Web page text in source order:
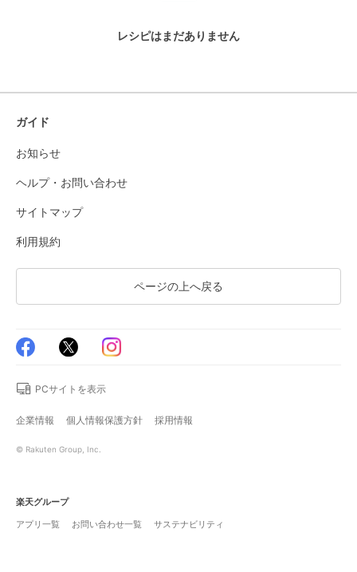
レシピはまだありません
ガイド
お知らせ
ヘルプ・お問い合わせ
サイトマップ
利用規約
ページの上へ戻る
PCサイトを表示
企業情報 個人情報保護方針 採用情報
© Rakuten Group, Inc.
楽天グループ
アプリ一覧
お問い合わせ一覧 サステナビリティ